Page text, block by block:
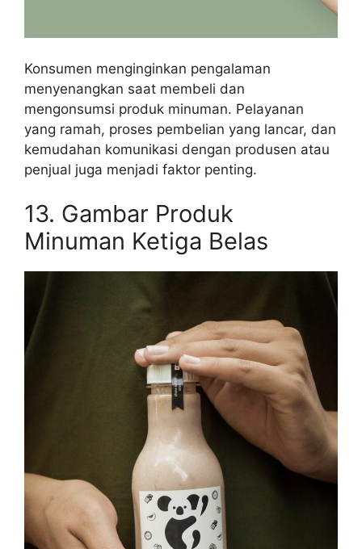
Konsumen menginginkan pengalaman
menyenangkan saat membeli dan
mengonsumsi produk minuman. Pelayanan
yang ramah, proses pembelian yang lancar, dan
kemudahan komunikasi dengan produsen atau
penjual juga menjadi faktor penting.
13. Gambar Produk
Minuman Ketiga Belas